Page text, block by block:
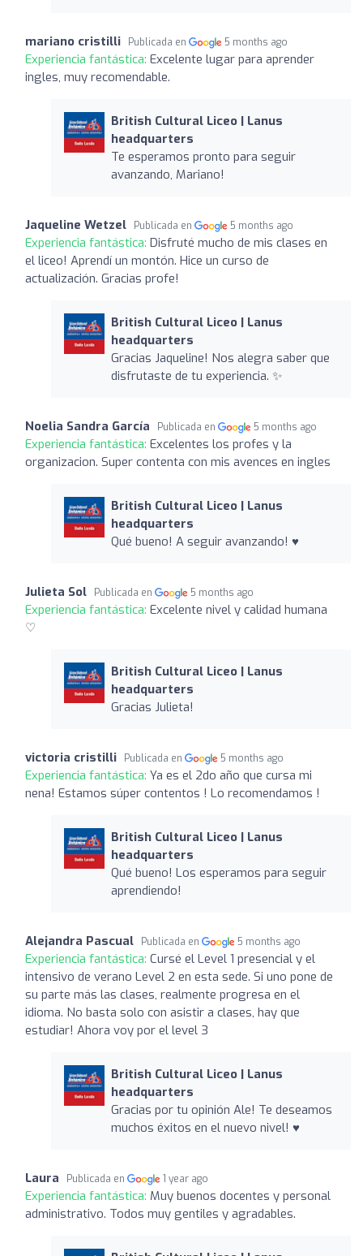
mariano cristilli Publicada en 5 months ago
Experiencia fantástica: Excelente lugar para aprender
ingles, muy recomendable.
British Cultural Liceo | Lanus
headquarters
Te esperamos pronto para seguir
avanzando, Mariano!
Jaqueline Wetzel Publicada en 5 months ago
Experiencia fantástica: Disfruté mucho de mis clases en
el liceo! Aprendí un montón. Hice un curso de
actualización. Gracias profe!
British Cultural Liceo | Lanus
headquarters
Gracias Jaqueline! Nos alegra saber que
disfrutaste de tu experiencia. ✨
Noelia Sandra García Publicada en 5 months ago
Experiencia fantástica: Excelentes los profes y la
organizacion. Super contenta con mis avences en ingles
British Cultural Liceo | Lanus
headquarters
Qué bueno! A seguir avanzando! ♥
Julieta Sol Publicada en 5 months ago
Experiencia fantástica: Excelente nivel y calidad humana
♡
British Cultural Liceo | Lanus
headquarters
Gracias Julieta!
victoria cristilli Publicada en 5 months ago
Experiencia fantástica: Ya es el 2do año que cursa mi
nena! Estamos súper contentos ! Lo recomendamos !
British Cultural Liceo | Lanus
headquarters
Qué bueno! Los esperamos para seguir
aprendiendo!
Alejandra Pascual Publicada en 5 months ago
Experiencia fantástica: Cursé el Level 1 presencial y el
intensivo de verano Level 2 en esta sede. Si uno pone de
su parte más las clases, realmente progresa en el
idioma. No basta solo con asistir a clases, hay que
estudiar! Ahora voy por el level 3
British Cultural Liceo | Lanus
headquarters
Gracias por tu opinión Ale! Te deseamos
muchos éxitos en el nuevo nivel! ♥
Laura Publicada en 1 year ago
Experiencia fantástica: Muy buenos docentes y personal
administrativo. Todos muy gentiles y agradables.